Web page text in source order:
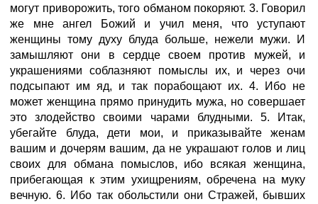
могут приворожить, того обманом покоряют. 3. Говорил
же мне ангел Божий и учил меня, что уступают
женщины тому духу блуда больше, нежели мужи. И
замышляют они в сердце своем против мужей, и
украшениями соблазняют помыслы их, и через очи
подсыпают им яд, и так порабощают их. 4. Ибо не
может женщина прямо принудить мужа, но совершает
это злодейство своими чарами блудными. 5. Итак,
убегайте блуда, дети мои, и приказывайте женам
вашим и дочерям вашим, да не украшают голов и лиц
своих для обмана помыслов, ибо всякая женщина,
прибегающая к этим ухищрениям, обречена на муку
вечную. 6. Ибо так обольстили они Стражей, бывших